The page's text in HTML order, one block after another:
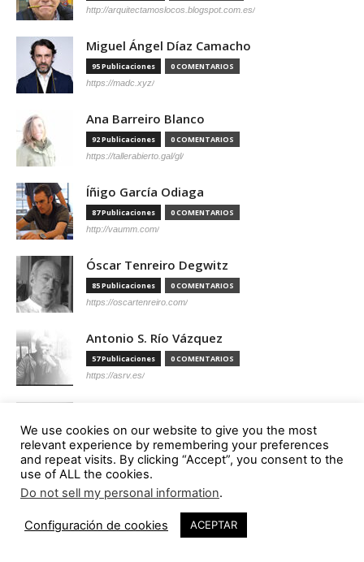
http://arquitectamoslocos.blogspot.com.es/
Miguel Ángel Díaz Camacho
95 Publicaciones 0 COMENTARIOS
https://madc.xyz/
Ana Barreiro Blanco
92 Publicaciones 0 COMENTARIOS
https://tallerabierto.gal/gl/
Íñigo García Odiaga
87 Publicaciones 0 COMENTARIOS
http://vaumm.com/
Óscar Tenreiro Degwitz
85 Publicaciones 0 COMENTARIOS
https://oscartenreiro.com/
Antonio S. Río Vázquez
57 Publicaciones 0 COMENTARIOS
https://asrv.es/
56 Publicaciones 0 COMENTARIOS
https://marcelogardinetti.com/
José del Carmen Palacios Aguilar
We use cookies on our website to give you the most
relevant experience by remembering your preferences
and repeat visits. By clicking “Accept”, you consent to the
use of ALL the cookies.
Do not sell my personal information.
Configuración de cookies ACEPTAR